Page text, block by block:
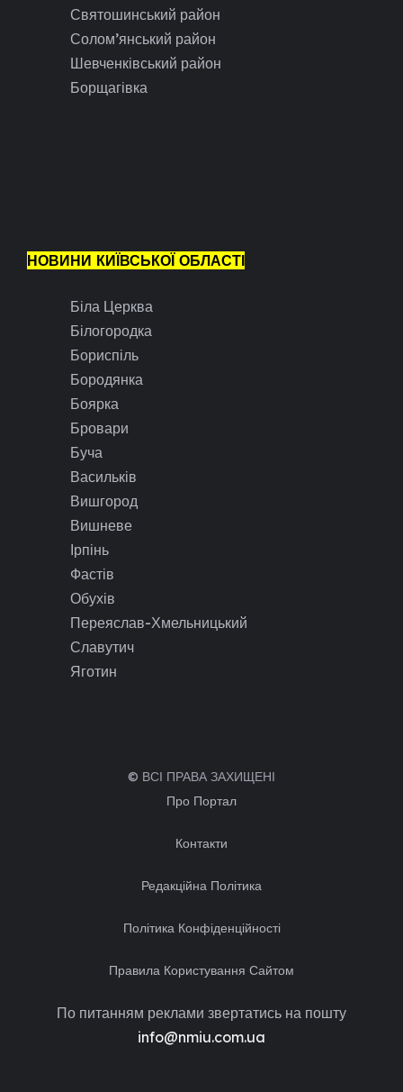
Святошинський район
Солом’янський район
Шевченківський район
Борщагівка
НОВИНИ КИЇВСЬКОЇ ОБЛАСТІ
Біла Церква
Білогородка
Бориспіль
Бородянка
Боярка
Бровари
Буча
Васильків
Вишгород
Вишневе
Ірпінь
Фастів
Обухів
Переяслав-Хмельницький
Славутич
Яготин
© ВСІ ПРАВА ЗАХИЩЕНІ
Про Портал
Контакти
Редакційна Політика
Політика Конфіденційності
Правила Користування Сайтом
По питанням реклами звертатись на пошту
info@nmiu.com.ua